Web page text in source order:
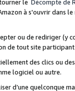
le Décompte de
à s'ouvrir dans
ou de rediriger
de tout site
des clics ou
logiciel ou autre.
d’une quelconque